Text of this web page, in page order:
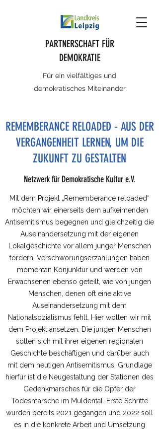
PARTNERSCHAFT FÜR
DEMOKRATIE
Für ein vielfältiges und
demokratisches Miteinander
REMEMBERANCE RELOADED - AUS DER
VERGANGENHEIT LERNEN, UM DIE
ZUKUNFT ZU GESTALTEN
Netzwerk für Demokratische Kultur e.V.
Mit dem Projekt „Rememberance reloaded“
möchten wir einerseits dem aufkeimenden
Antisemitismus begegnen und gleichzeitig die
Auseinandersetzung mit der eigenen
Lokalgeschichte vor allem junger Menschen
fördern. Verschwörungserzählungen haben
momentan Konjunktur und werden von
Erwachsenen ebenso geteilt, wie von jungen
Menschen, denen oft eine aktive
Auseinandersetzung mit dem
Nationalsozialismus fehlt. Hier wollen wir mit
dem Projekt ansetzen. Die jungen Menschen
sollen sich mit ihrer eigenen regionalen
Geschichte beschäftigen und darüber auch
mit dem heutigen Antisemitismus. Grundlage
hierfür ist die Neugestaltung der Stationen des
Gedenkmarsches für die Opfer der
Todesmärsche im Muldental. Erste Schritte
wurden bereits 2021 gegangen und 2022 soll
es in die konkrete Arbeit und Umsetzung